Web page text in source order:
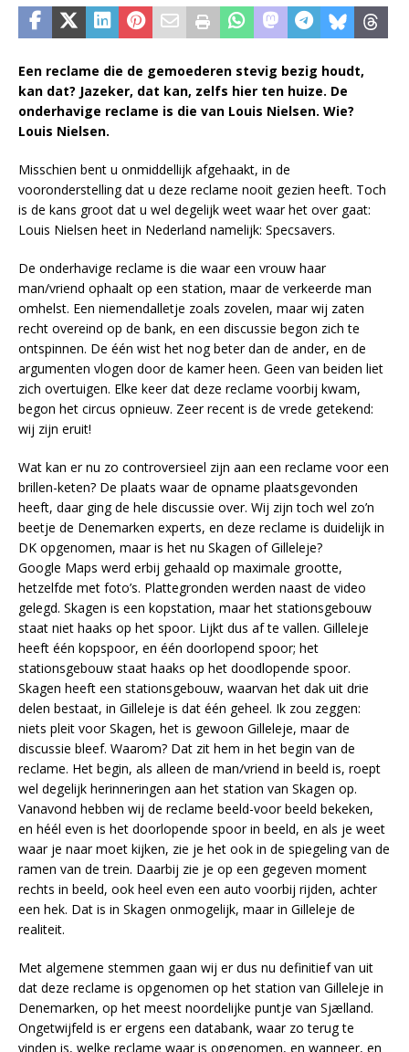
Een reclame die de gemoederen stevig bezig houdt,
kan dat? Jazeker, dat kan, zelfs hier ten huize. De
onderhavige reclame is die van Louis Nielsen. Wie?
Louis Nielsen.
Misschien bent u onmiddellijk afgehaakt, in de
vooronderstelling dat u deze reclame nooit gezien heeft. Toch
is de kans groot dat u wel degelijk weet waar het over gaat:
Louis Nielsen heet in Nederland namelijk: Specsavers.
De onderhavige reclame is die waar een vrouw haar
man/vriend ophaalt op een station, maar de verkeerde man
omhelst. Een niemendalletje zoals zovelen, maar wij zaten
recht overeind op de bank, en een discussie begon zich te
ontspinnen. De één wist het nog beter dan de ander, en de
argumenten vlogen door de kamer heen. Geen van beiden liet
zich overtuigen. Elke keer dat deze reclame voorbij kwam,
begon het circus opnieuw. Zeer recent is de vrede getekend:
wij zijn eruit!
Wat kan er nu zo controversieel zijn aan een reclame voor een
brillen-keten? De plaats waar de opname plaatsgevonden
heeft, daar ging de hele discussie over. Wij zijn toch wel zo’n
beetje de Denemarken experts, en deze reclame is duidelijk in
DK opgenomen, maar is het nu Skagen of Gilleleje?
Google Maps werd erbij gehaald op maximale grootte,
hetzelfde met foto’s. Plattegronden werden naast de video
gelegd. Skagen is een kopstation, maar het stationsgebouw
staat niet haaks op het spoor. Lijkt dus af te vallen. Gilleleje
heeft één kopspoor, en één doorlopend spoor; het
stationsgebouw staat haaks op het doodlopende spoor.
Skagen heeft een stationsgebouw, waarvan het dak uit drie
delen bestaat, in Gilleleje is dat één geheel. Ik zou zeggen:
niets pleit voor Skagen, het is gewoon Gilleleje, maar de
discussie bleef. Waarom? Dat zit hem in het begin van de
reclame. Het begin, als alleen de man/vriend in beeld is, roept
wel degelijk herinneringen aan het station van Skagen op.
Vanavond hebben wij de reclame beeld-voor beeld bekeken,
en héél even is het doorlopende spoor in beeld, en als je weet
waar je naar moet kijken, zie je het ook in de spiegeling van de
ramen van de trein. Daarbij zie je op een gegeven moment
rechts in beeld, ook heel even een auto voorbij rijden, achter
een hek. Dat is in Skagen onmogelijk, maar in Gilleleje de
realiteit.
Met algemene stemmen gaan wij er dus nu definitief van uit
dat deze reclame is opgenomen op het station van Gilleleje in
Denemarken, op het meest noordelijke puntje van Sjælland.
Ongetwijfeld is er ergens een databank, waar zo terug te
vinden is, welke reclame waar is opgenomen, en wanneer, en